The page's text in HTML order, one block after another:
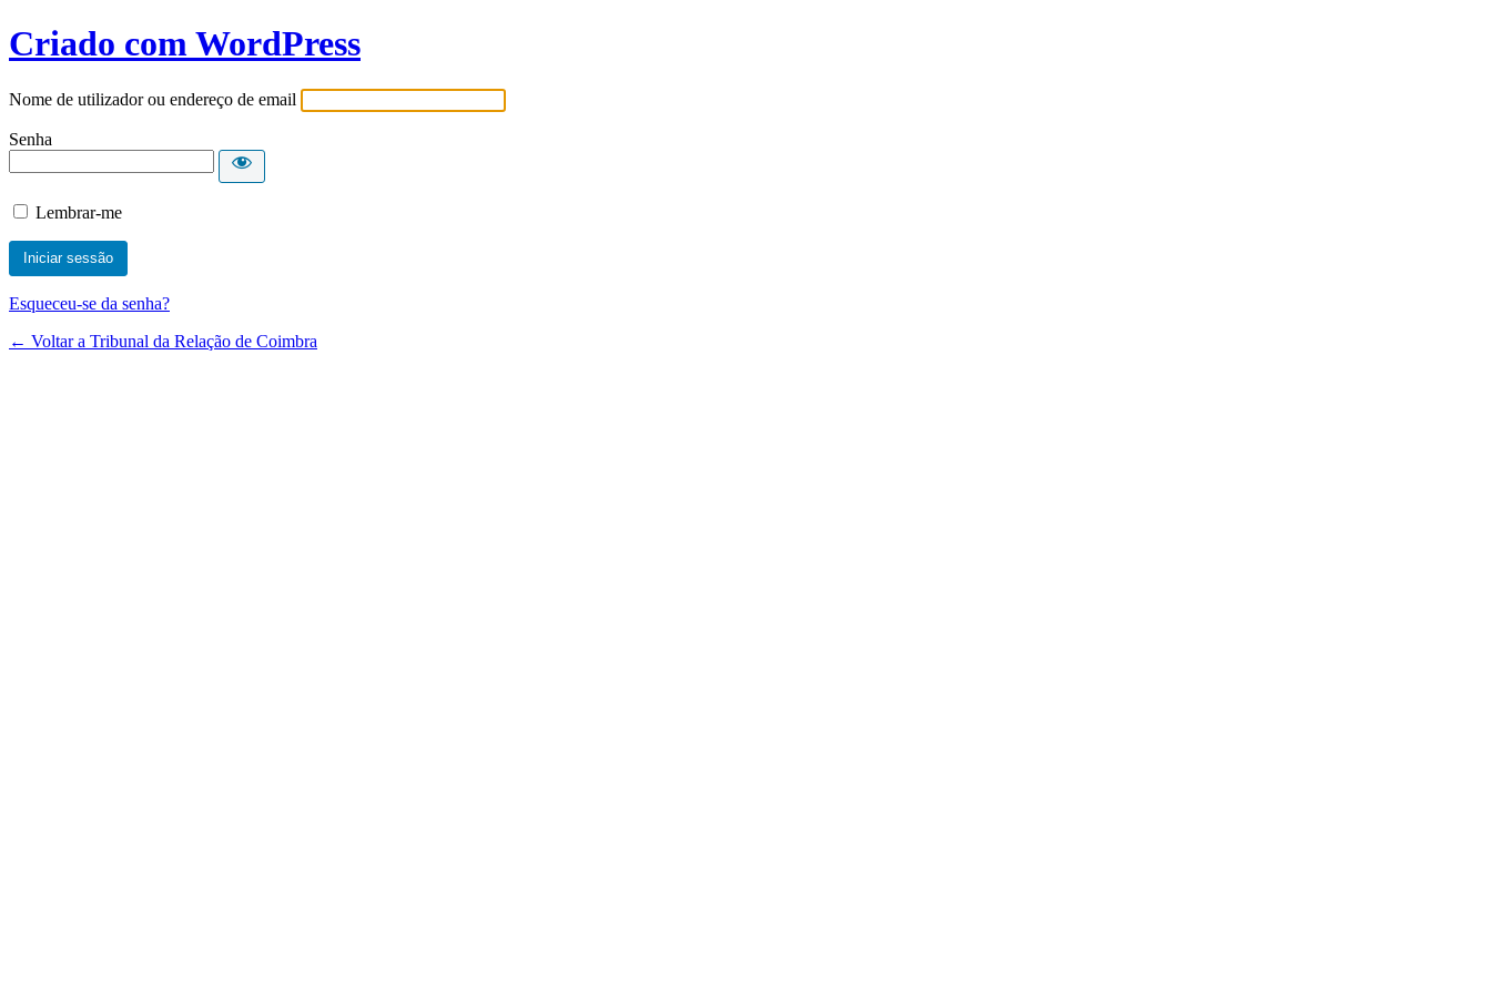
Criado com WordPress
Nome de utilizador ou endereço de email
Senha
Lembrar-me
Esqueceu-se da senha?
← Voltar a Tribunal da Relação de Coimbra